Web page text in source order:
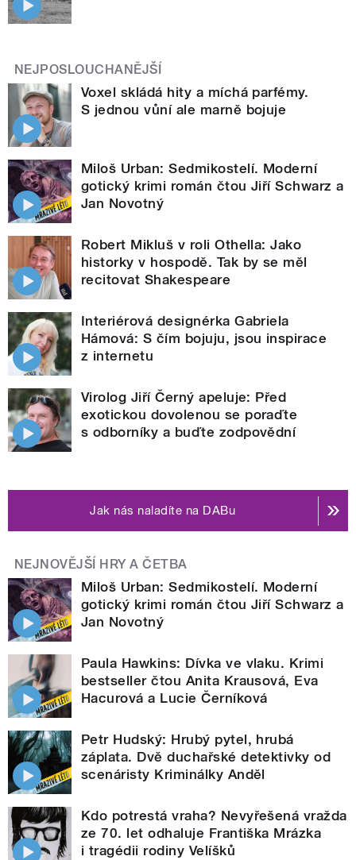
NEJPOSLOUCHANĚJŠÍ
Voxel skládá hity a míchá parfémy.
S jednou vůní ale marně bojuje
Miloš Urban: Sedmikostelí. Moderní
gotický krimi román čtou Jiří Schwarz a
Jan Novotný
Robert Mikluš v roli Othella: Jako
historky v hospodě. Tak by se měl
recitovat Shakespeare
Interiérová designérka Gabriela
Hámová: S čím bojuju, jsou inspirace
z internetu
Virolog Jiří Černý apeluje: Před
exotickou dovolenou se poraďte
s odborníky a buďte zodpovědní
Jak nás naladíte na DABu
NEJNOVĚJŠÍ HRY A ČETBA
Miloš Urban: Sedmikostelí. Moderní
gotický krimi román čtou Jiří Schwarz a
Jan Novotný
Paula Hawkins: Dívka ve vlaku. Krimi
bestseller čtou Anita Krausová, Eva
Hacurová a Lucie Černíková
Petr Hudský: Hrubý pytel, hrubá
záplata. Dvě duchařské detektivky od
scenáristy Kriminálky Anděl
Kdo potrestá vraha? Nevyřešená vražda
ze 70. let odhaluje Františka Mrázka
i tragédii rodiny Velíšků